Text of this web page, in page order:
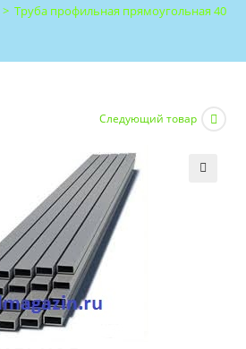
> Труба профильная прямоугольная
Следующий товар